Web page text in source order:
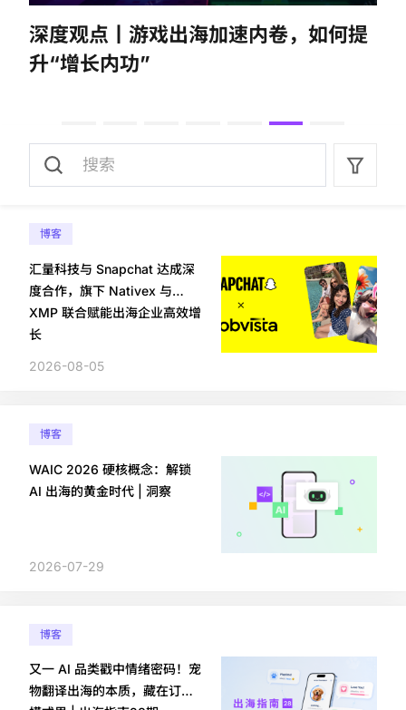
深度观点丨游戏出海加速内卷，如何提
升“增长内功”
博客
汇量科技与 Snapchat 达成深
度合作，旗下 Nativex 与
XMP 联合赋能出海企业高效增
长
2026-08-05
博客
WAIC 2026 硬核概念：解锁
AI 出海的黄金时代 | 洞察
2026-07-29
博客
又一 AI 品类戳中情绪密码！宠
物翻译出海的本质，藏在订阅